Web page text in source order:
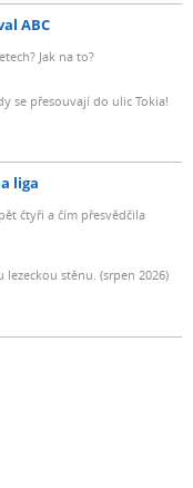
ABC
Jak na to?
se přesouvají do ulic Tokia!
liga
čtyři a čím přesvědčila
stěnu. (srpen 2026)